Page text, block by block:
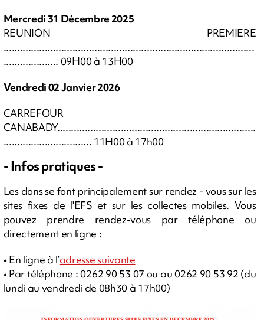
Mercredi 31 Décembre 2025
REUNION PREMIERE
...........................................................................................
.................... 09H00 à 13H00
Vendredi 02 Janvier 2026
CARREFOUR
CANABADY........................................................................
................................ 11H00 à 17h00
-Infos pratiques -
Les dons se font principalement sur rendez - vous sur les
sites fixes de l'EFS et sur les collectes mobiles. Vous
pouvez prendre rendez-vous par téléphone ou
directement en ligne :
• En ligne à l’adresse suivante
• Par téléphone : 0262 90 53 07 ou au 0262 90 53 92 (du
lundi au vendredi de 08h30 à 17h00)